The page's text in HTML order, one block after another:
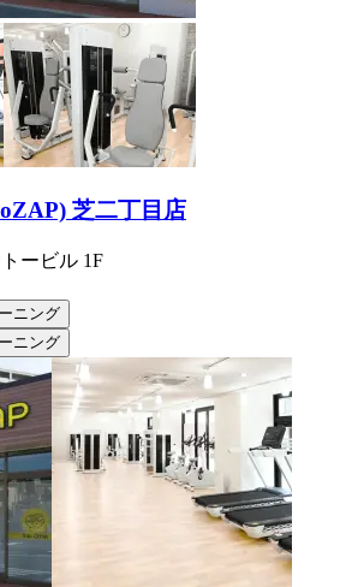
芝二丁目店
ービル 1F
ニング
ニング